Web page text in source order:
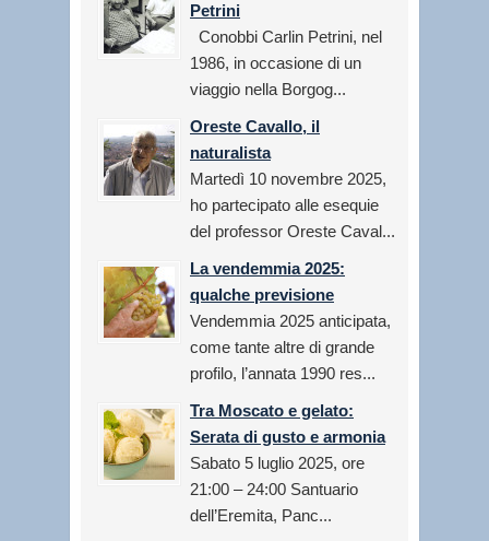
Petrini
Conobbi Carlin Petrini, nel
1986, in occasione di un
viaggio nella Borgog...
Oreste Cavallo, il
naturalista
Martedì 10 novembre 2025,
ho partecipato alle esequie
del professor Oreste Caval...
La vendemmia 2025:
qualche previsione
Vendemmia 2025 anticipata,
come tante altre di grande
profilo, l’annata 1990 res...
Tra Moscato e gelato:
Serata di gusto e armonia
Sabato 5 luglio 2025, ore
21:00 – 24:00 Santuario
dell’Eremita, Panc...